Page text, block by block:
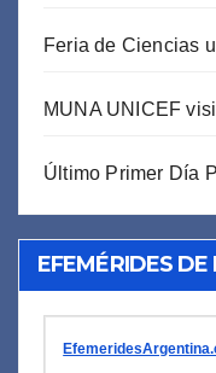
Feria de Ciencias
MUNA UNICEF
Último Primer Día
EFEMÉRIDES DE